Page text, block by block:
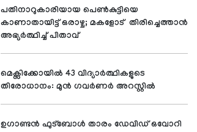
പതിനാറുകാരിയായ പെണ്‍കുട്ടിയെ
കാണാതായിട്ട് ഒരാഴ്ച; മകളോട് തിരിച്ചെത്താന്‍
അഭ്യര്‍ത്ഥിച്ച് പിതാവ്
മെക്സിക്കോയില്‍ 43 വിദ്യാര്‍ത്ഥികളുടെ
തിരോധാനം: മുന്‍ ഗവര്‍ണര്‍ അറസ്റ്റില്‍
ഉഗാണ്ടന്‍ ഫുട്‌ബോള്‍ താരം ഡേവിഡ് ഒവോറി